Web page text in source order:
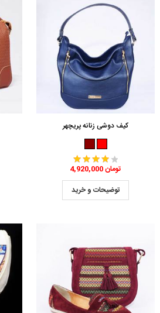
کیف دوشی زنانه پریچهر
4,920,000 تومان
توضیحات و خرید